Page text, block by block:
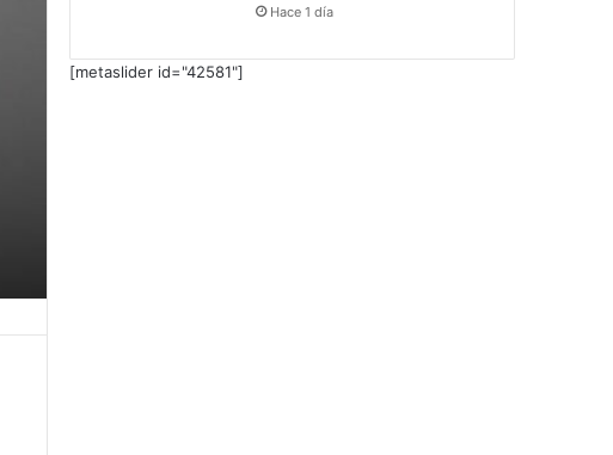
Hace 1 día
[metaslider id="42581"]